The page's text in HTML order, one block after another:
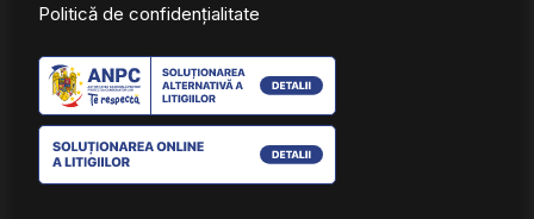
Politică de confidențialitate